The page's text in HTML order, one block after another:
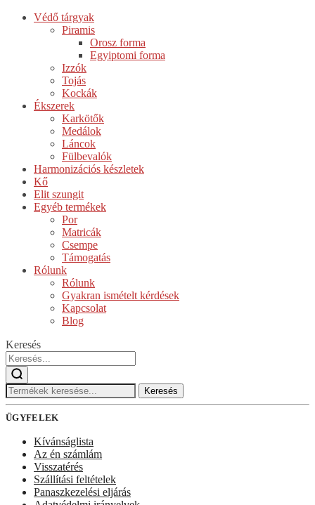
Védő tárgyak
Piramis
Orosz forma
Egyiptomi forma
Izzók
Tojás
Kockák
Ékszerek
Karkötők
Medálok
Láncok
Fülbevalók
Harmonizációs készletek
Kő
Elit szungit
Egyéb termékek
Por
Matricák
Csempe
Támogatás
Rólunk
Rólunk
Gyakran ismételt kérdések
Kapcsolat
Blog
Keresés
Keresés: Keresés
ÜGYFELEK
Kívánságlista
Az én számlám
Visszatérés
Szállítási feltételek
Panaszkezelési eljárás